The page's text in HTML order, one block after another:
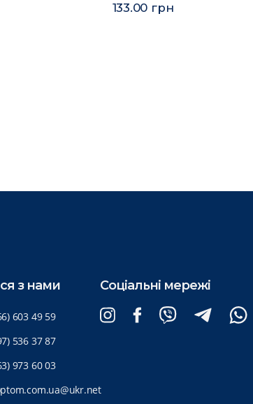
133.00 грн
з нами
603 49 59
536 37 87
973 60 03
Соціальні мережі